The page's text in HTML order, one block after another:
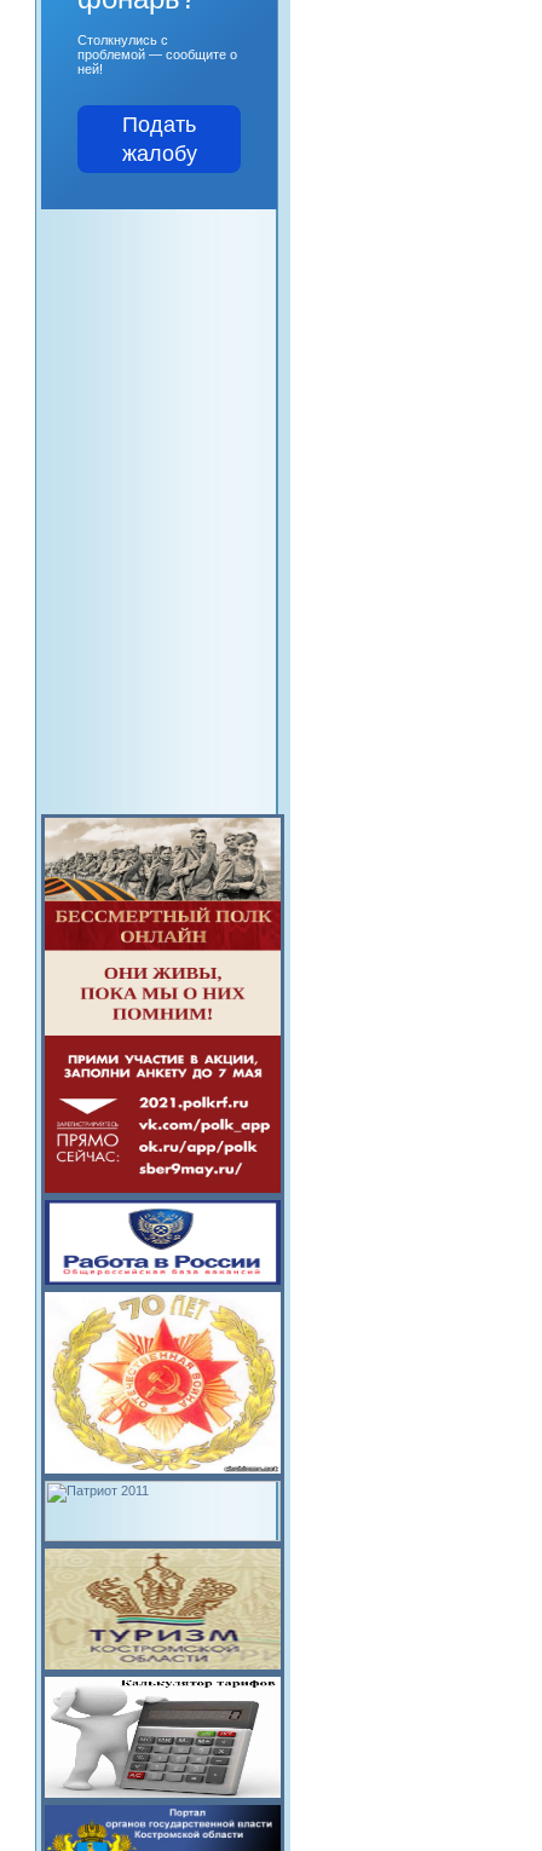
Столкнулись с
проблемой — сообщите о
ней!
Подать
жалобу